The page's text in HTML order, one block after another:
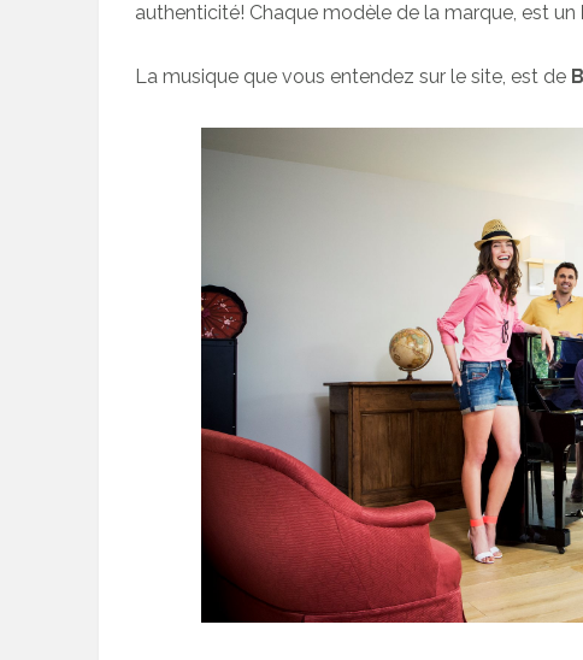
authenticité! Chaque modèle de la marque, est un
La musique que vous entendez sur le site, est de